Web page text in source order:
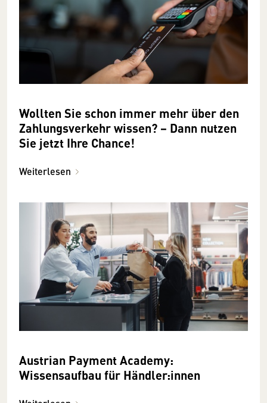
Wollten Sie schon immer mehr über den
Zahlungsverkehr wissen? − Dann nutzen
Sie jetzt Ihre Chance!
Weiterlesen
Austrian Payment Academy:
Wissensaufbau für Händler:innen